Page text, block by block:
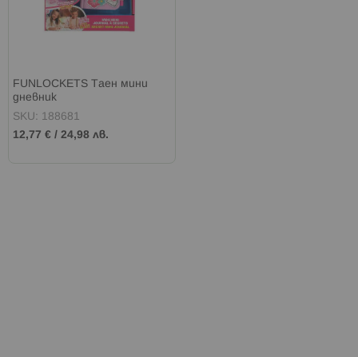
FUNLOCKETS Таен мини
дневник
SKU: 188681
12,77 € / 24,98 лв.